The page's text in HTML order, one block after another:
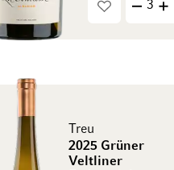
Treu
2025 Grüner
Veltliner